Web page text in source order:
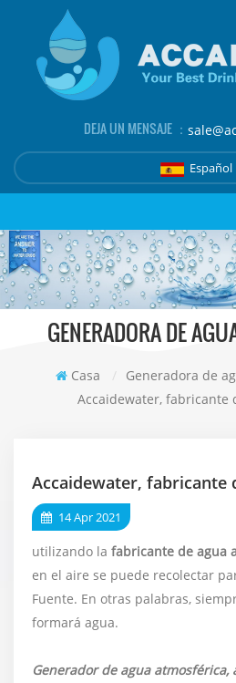
DEJA UN MENSAJE ：
Español
GENERADORA DE
Casa / Generadora de
Accaidewater, fabricante
Accaidewater, fabricante
14 Apr 2021
utilizando la fabricante de agua
en el aire se puede recolectar
Fuente. En otras palabras,
formará agua.
Generador de agua